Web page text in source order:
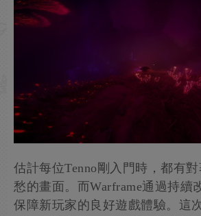
估計每位Tenno剛入門時，都有
愁的畫面。而Warframe通過持續
保障新玩家的良好遊戲體驗。這